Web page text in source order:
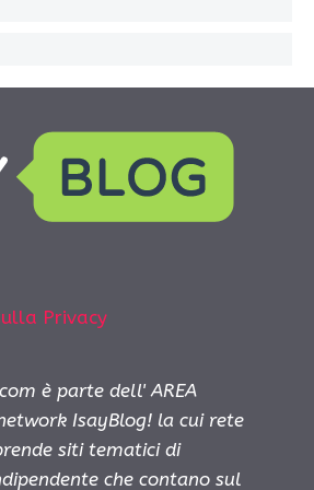
Privacy
è parte dell' AREA
network IsayBlog! la cui rete
siti tematici di
che contano sul